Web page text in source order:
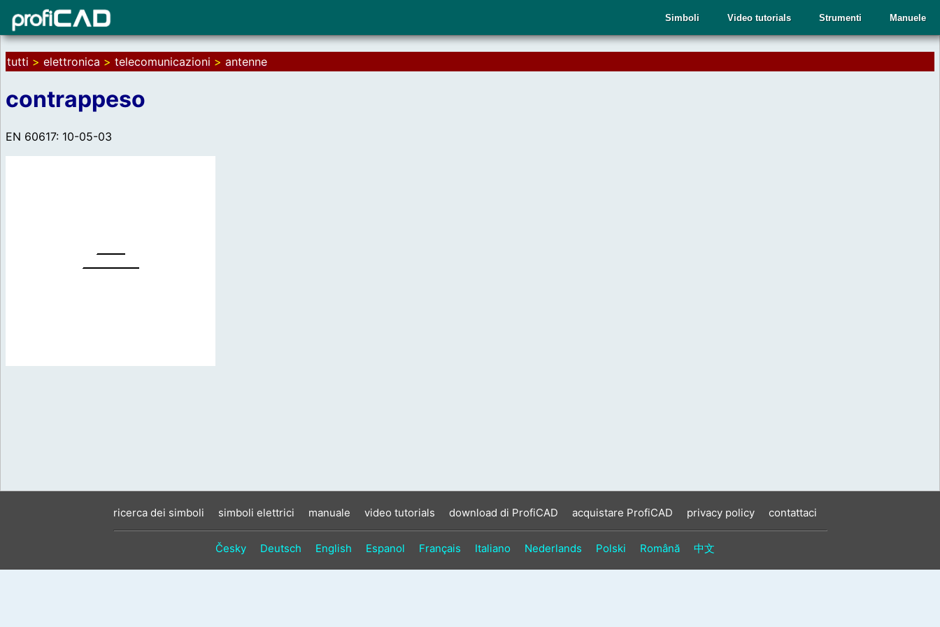
Manuele
Strumenti
Video tutorials
Simboli
tutti > elettronica > telecomunicazioni > antenne
contrappeso
EN 60617: 10-05-03
ricerca dei simboli simboli elettrici manuale video tutorials download di ProfiCAD acquistare ProfiCAD privacy policy contattaci
Česky Deutsch English Espanol Français Italiano Nederlands Polski Română 中文